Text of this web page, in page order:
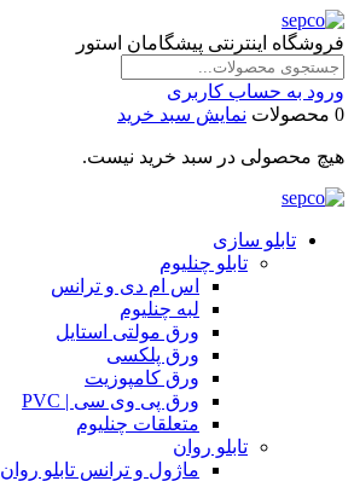
فروشگاه اینترنتی پیشگامان استور
ورود به حساب کاربری
0 محصولات
نمایش سبد خرید
هیچ محصولی در سبد خرید نیست.
تابلو سازی
تابلو چنلیوم
اس ام دی و ترانس
لبه چنلیوم
ورق مولتی استایل
ورق پلکسی
ورق کامپوزیت
ورق پی وی سی | PVC
متعلقات چنلیوم
تابلو روان
ماژول و ترانس تابلو روان